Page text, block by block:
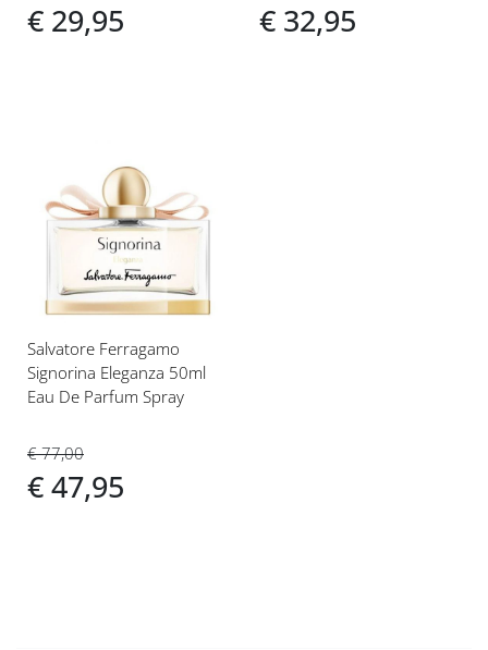
€ 29,95 € 32,95
toe
aan
verlanglijst
Salvatore Ferragamo
Signorina Eleganza 50ml
Eau De Parfum Spray
€ 77,00
€ 47,95